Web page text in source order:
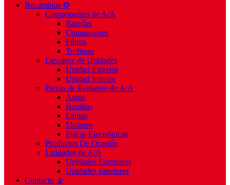
Recambios ⚙️
Componentes de A/A
Baterías
Compresores
Filtros
Turbinas
Despiece de Unidades
Unidad Exterior
Unidad Interior
Piezas de Repuesto de A/A
Aspas
Bombas
Lamas
Motores
Placas Electrónicas
Productos De Ocasión
Unidades de A/A
Unidades Exteriores
Unidades Interiores
Contacto 📡